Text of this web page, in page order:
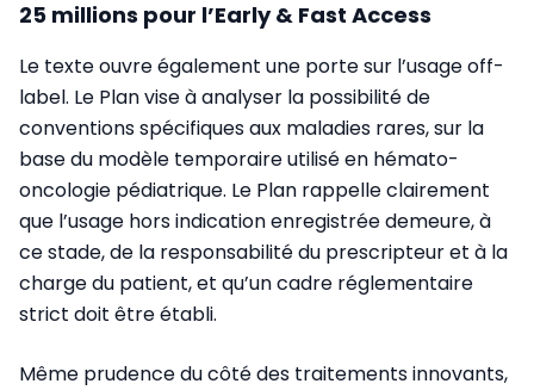
25 millions pour l’Early & Fast Access
Le texte ouvre également une porte sur l’usage off-
label. Le Plan vise à analyser la possibilité de
conventions spécifiques aux maladies rares, sur la
base du modèle temporaire utilisé en hémato-
oncologie pédiatrique. Le Plan rappelle clairement
que l’usage hors indication enregistrée demeure, à
ce stade, de la responsabilité du prescripteur et à la
charge du patient, et qu’un cadre réglementaire
strict doit être établi.
Même prudence du côté des traitements innovants,